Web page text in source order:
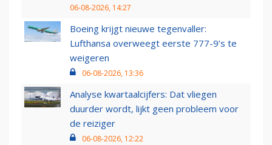
06-08-2026, 14:27
Boeing krijgt nieuwe tegenvaller:
Lufthansa overweegt eerste 777-9’s te
weigeren
06-08-2026, 13:36
Analyse kwartaalcijfers: Dat vliegen
duurder wordt, lijkt geen probleem voor
de reiziger
06-08-2026, 12:22